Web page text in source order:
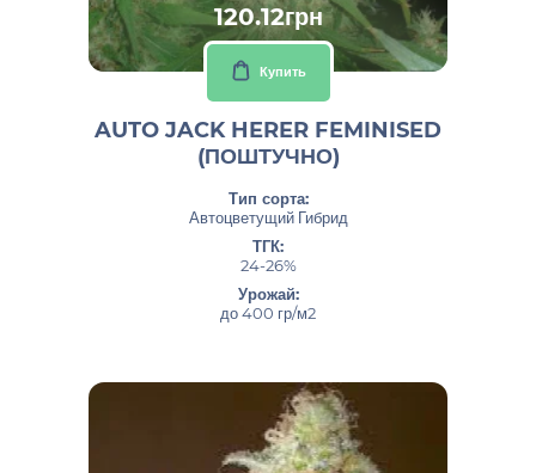
120.12грн
Купить
AUTO JACK HERER FEMINISED
(ПОШТУЧНО)
Тип сорта:
Автоцветущий Гибрид
ТГК:
24-26%
Урожай:
до 400 гр/м2